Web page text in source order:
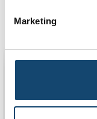
Marketing